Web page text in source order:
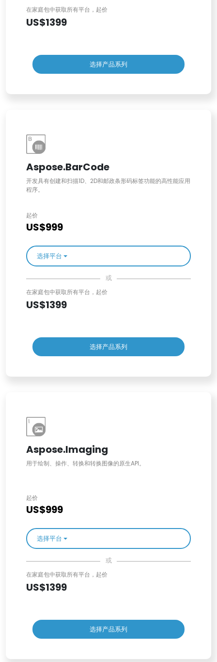
在家庭包中获取所有平台，起价
US$1399
选择产品系列
Aspose.BarCode
开发具有创建和扫描1D、2D和邮政条形码标签功能的高性能应用
程序。
起价
US$999
选择平台
或
在家庭包中获取所有平台，起价
US$1399
选择产品系列
Aspose.Imaging
用于绘制、操作、转换和转换图像的原生API。
起价
US$999
选择平台
或
在家庭包中获取所有平台，起价
US$1399
选择产品系列